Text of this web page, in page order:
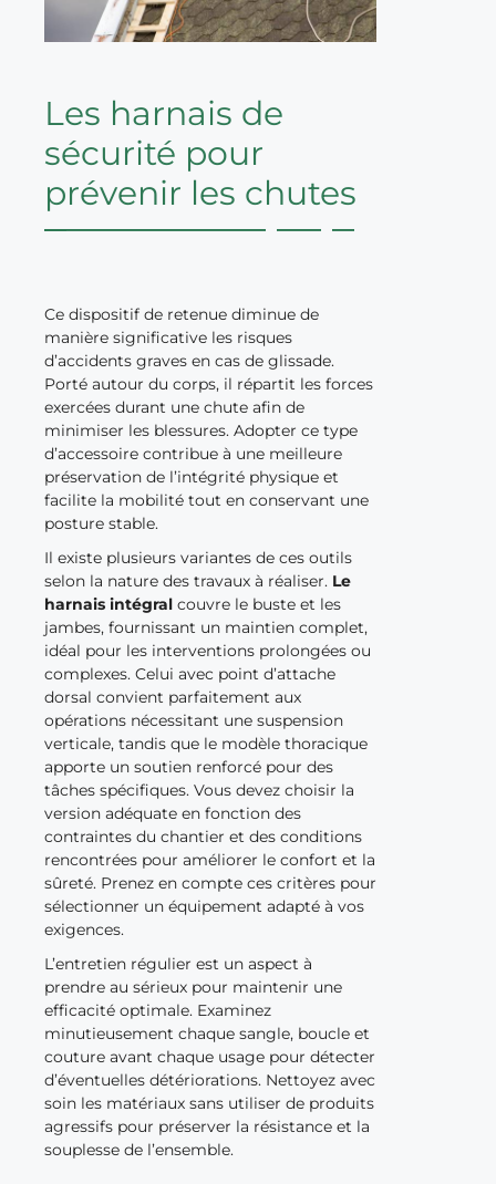
Les harnais de
sécurité pour
prévenir les chutes
Ce dispositif de retenue diminue de
manière significative les risques
d’accidents graves en cas de glissade.
Porté autour du corps, il répartit les forces
exercées durant une chute afin de
minimiser les blessures. Adopter ce type
d’accessoire contribue à une meilleure
préservation de l’intégrité physique et
facilite la mobilité tout en conservant une
posture stable.
Il existe plusieurs variantes de ces outils
selon la nature des travaux à réaliser. Le
harnais intégral couvre le buste et les
jambes, fournissant un maintien complet,
idéal pour les interventions prolongées ou
complexes. Celui avec point d’attache
dorsal convient parfaitement aux
opérations nécessitant une suspension
verticale, tandis que le modèle thoracique
apporte un soutien renforcé pour des
tâches spécifiques. Vous devez choisir la
version adéquate en fonction des
contraintes du chantier et des conditions
rencontrées pour améliorer le confort et la
sûreté. Prenez en compte ces critères pour
sélectionner un équipement adapté à vos
exigences.
L’entretien régulier est un aspect à
prendre au sérieux pour maintenir une
efficacité optimale. Examinez
minutieusement chaque sangle, boucle et
couture avant chaque usage pour détecter
d’éventuelles détériorations. Nettoyez avec
soin les matériaux sans utiliser de produits
agressifs pour préserver la résistance et la
souplesse de l’ensemble.